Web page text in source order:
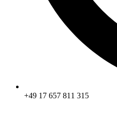
+49 17 657 811 315